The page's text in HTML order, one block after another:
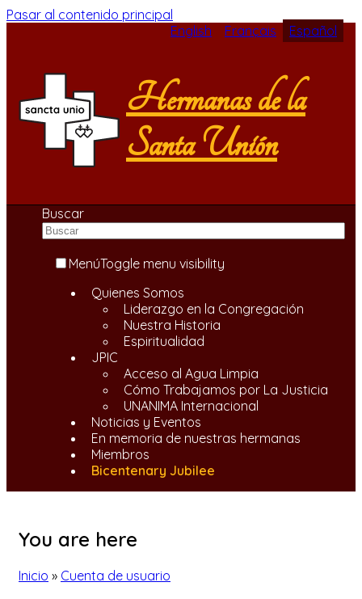
Pasar al contenido principal
English
Français Español
Hermanas de la
Santa Unión
MenúToggle menu visibility
Quienes Somos
Liderazgo en la Congregación
Nuestra Historia
Espiritualidad
JPIC
Acceso al Agua Limpia
Cómo Trabajamos por La Justicia
UNANIMA Internacional
Noticias y Eventos
En memoria de nuestras hermanas
Miembros
Bicentenary Jubilee
Buscar
You are here
Inicio » Cuenta de usuario